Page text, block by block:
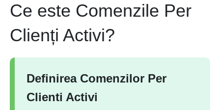
Ce este Comenzile Per
Clienți Activi?
Definirea Comenzilor Per
Clienti Activi